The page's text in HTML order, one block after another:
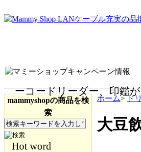
ーコードリーダー、印鑑
mammyshopの商品を検
索
Hot word
ホーム>ド
大豆